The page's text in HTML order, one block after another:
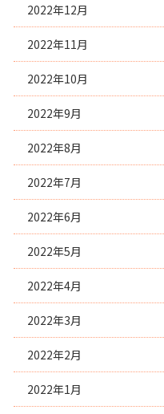
2022年12月
2022年11月
2022年10月
2022年9月
2022年8月
2022年7月
2022年6月
2022年5月
2022年4月
2022年3月
2022年2月
2022年1月